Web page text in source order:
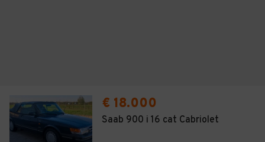
€ 18.000
Saab 900 i 16 cat Cabriolet